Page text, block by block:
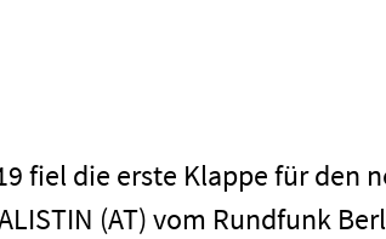
fiel die erste Klappe für den
(AT) vom Rundfunk